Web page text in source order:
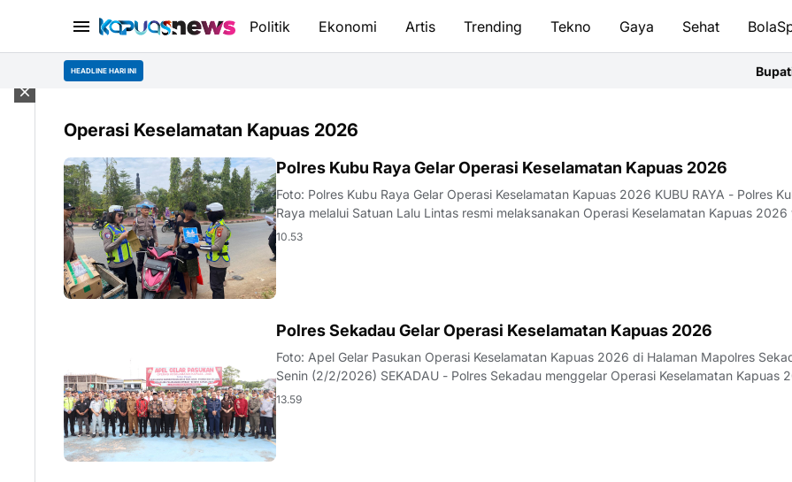
Politik Ekonomi Artis Trending Tekno Gaya Sehat
HEADLINE HARI INI Bupati
Operasi Keselamatan Kapuas 2026
KALBAR Polres Kubu Raya Gelar Operasi Keselamatan Kapuas 2026
Foto: Polres Kubu Raya Gelar Operasi Keselamatan Kapuas 2026 KUBU RAYA - Polres
Raya melalui Satuan Lalu Lintas resmi melaksanakan Operasi Keselamatan Kapuas 2026
berlan…
10.53
Polres Sekadau Gelar Operasi Keselamatan Kapuas 2026
Foto: Apel Gelar Pasukan Operasi Keselamatan Kapuas 2026 di Halaman Mapolres
Senin (2/2/2026) SEKADAU - Polres Sekadau menggelar Operasi Keselamatan Kapuas
yang berl…
13.59